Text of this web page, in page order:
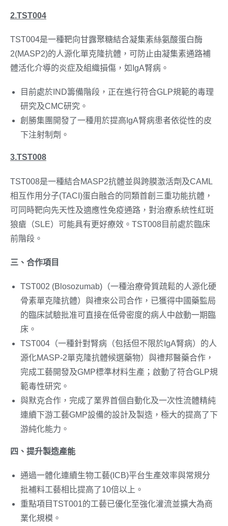
2.TST004
TST004是一種靶向甘露聚糖結合凝集素絲氨酸蛋白酶
2(MASP2)的人源化單克隆抗體，可防止由凝集素通路補
體活化介導的炎症及組織損傷，如IgA腎病。
目前處於IND籌備階段，正在進行符合GLP規範的毒理
研究及CMC研究。
創勝集團開發了一種用於提高IgA腎病患者依從性的皮
下注射制劑。
3.TST008
TST008是一種結合MASP2抗體並與跨膜激活劑及CAML
相互作用分子(TACI)蛋白融合的同類首創三重功能抗體，
可同時靶向先天性及適應性免疫通路，對治療系統性紅斑
狼瘡（SLE）可能具有更好療效。TST008目前處於臨床
前階段。
三、合作項目
TST002 (Blosozumab)（一種治療骨質疏鬆的人源化硬
骨素單克隆抗體）與禮來公司合作，已獲得中國藥監局
的臨床試驗批准可直接在低骨密度的病人中啟動一期臨
床。
TST004（一種針對腎病（包括但不限於IgA腎病）的人
源化MASP-2單克隆抗體候選藥物）與禮邦醫藥合作，
完成工藝開發及GMP標準材料生產；啟動了符合GLP規
範毒性研究。
與默克合作，完成了業界首個自動化及一次性流體精純
連續下游工藝GMP設備的設計及製造，極大的提高了下
游純化能力。
四、提升製造產能
通過一體化連續生物工藝(ICB)平台生產效率與常規分
批補料工藝相比提高了10倍以上。
重點項目TST001的工藝已優化至強化灌流並擴大為商
業化規模。